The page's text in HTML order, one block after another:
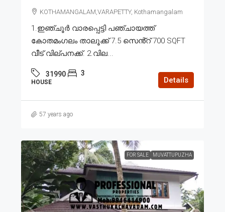
KOTHAMANGALAM,VARAPETTY, Kothamangalam
1.ഇഞ്ചൂർ വാരപ്പെട്ടി പഞ്ചായത്ത്
കോതമംഗലം താലൂക്ക് 7.5 സെൻ്റ് 700 SQFT
വീട് വില്പനക്ക്. 2.വില...
31990 3
HOUSE Details
57 years ago
FOR SALE MUVATTUPUZHA